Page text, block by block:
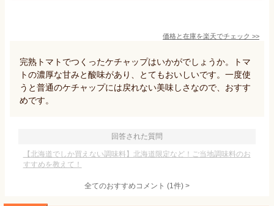
価格と在庫を楽天でチェック >>
完熟トマトでつくったケチャップはいかがでしょうか。トマ
トの濃厚な甘みと酸味があり、とてもおいしいです。一度使
うと普通のケチャップには戻れない美味しさなので、おすす
めです。
回答された質問
【北海道でしか買えない調味料】北海道限定など！ご当地調味料のお
すすめを教えて！
全てのおすすめコメント (1件) >